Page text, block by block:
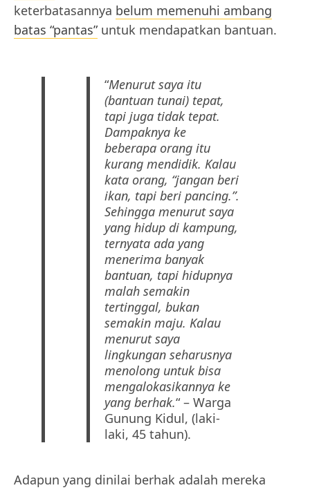
keterbatasannya belum memenuhi ambang
batas “pantas” untuk mendapatkan bantuan.
“Menurut saya itu
(bantuan tunai) tepat,
tapi juga tidak tepat.
Dampaknya ke
beberapa orang itu
kurang mendidik. Kalau
kata orang, “jangan beri
ikan, tapi beri pancing.”.
Sehingga menurut saya
yang hidup di kampung,
ternyata ada yang
menerima banyak
bantuan, tapi hidupnya
malah semakin
tertinggal, bukan
semakin maju. Kalau
menurut saya
lingkungan seharusnya
menolong untuk bisa
mengalokasikannya ke
yang berhak.“ – Warga
Gunung Kidul, (laki-
laki, 45 tahun).
Adapun yang dinilai berhak adalah mereka